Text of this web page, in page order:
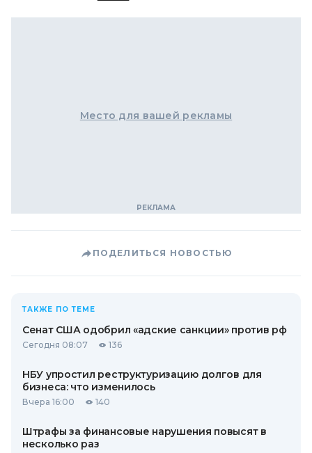
Место для вашей рекламы
ПОДЕЛИТЬСЯ НОВОСТЬЮ
ТАКЖЕ ПО ТЕМЕ
Сенат США одобрил «адские санкции» против рф
Сегодня 08:07 136
НБУ упростил реструктуризацию долгов для
бизнеса: что изменилось
Вчера 16:00 140
Штрафы за финансовые нарушения повысят в
несколько раз